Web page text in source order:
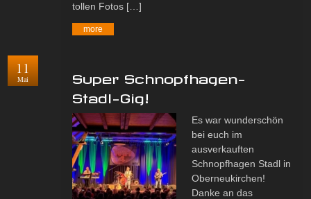
tollen Fotos […]
more
11
Mai
Super Schnopfhagen-
Stadl-Gig!
Es war wunderschön
bei euch im
ausverkauften
Schnopfhagen Stadl in
Oberneukirchen!
Danke an das